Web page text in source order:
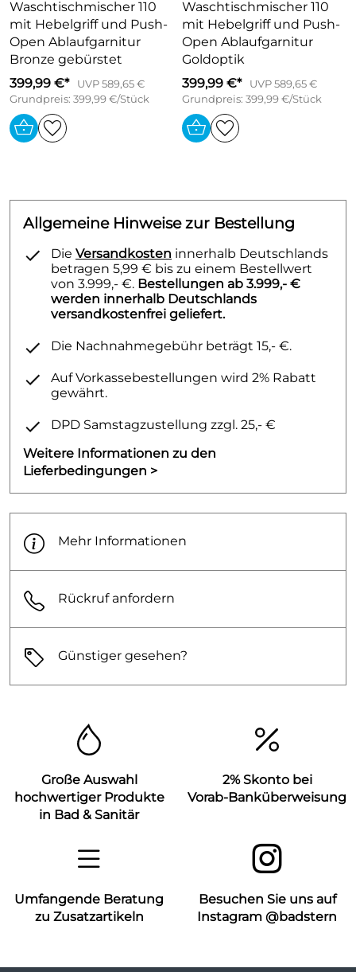
Durchflussmenge bei 3 bar: 5 l/min
Keramikmischsystem
Temperaturbegrenzung einstellbar
für Durchlauferhitzer geeignet
Push-Open Ablaufgarnitur G 1¼
Material Ablaufventil: Metall
Anschlussart: G 3/8 Anschlussschläuche
Waschtischmischer 110
mit Hebelgriff und Push-
Open Ablaufgarnitur
Bronze gebürstet
399,99 €*
UVP 589,65 €
Grundpreis: 399,99 €/Stück
Waschtischmischer 110
mit Hebelgriff und Push-
Open Ablaufgarnitur
Goldoptik
399,99 €*
UVP 589,65 €
Grundpreis: 399,99 €/Stück
Allgemeine Hinweise zur Bestellung
Die Versandkosten innerhalb Deutschlands
betragen 5,99 € bis zu einem Bestellwert
von 3.999,- €. Bestellungen ab 3.999,- €
werden innerhalb Deutschlands
versandkostenfrei geliefert.
Die Nachnahmegebühr beträgt 15,- €.
Auf Vorkassebestellungen wird 2% Rabatt
gewährt.
DPD Samstagzustellung zzgl. 25,- €
Weitere Informationen zu den
Lieferbedingungen >
Mehr Informationen
Rückruf anfordern
Günstiger gesehen?
Große Auswahl
hochwertiger Produkte
in Bad & Sanitär
2% Skonto bei
Vorab-Banküberweisung
Umfangende Beratung
zu Zusatzartikeln
Besuchen Sie uns auf
Instagram @badstern